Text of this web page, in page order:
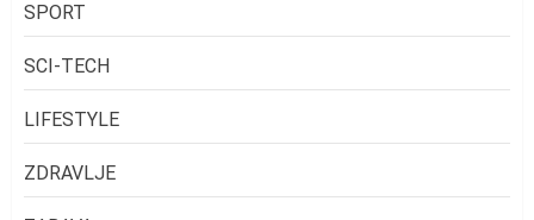
SPORT
SCI-TECH
LIFESTYLE
ZDRAVLJE